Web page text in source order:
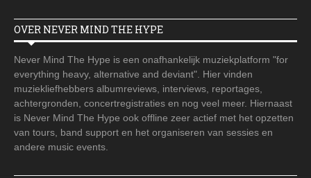
OVER NEVER MIND THE HYPE
Never Mind The Hype is een onafhankelijk muziekplatform "for
everything heavy, alternative and deviant". Hier vinden
muziekliefhebbers albumreviews, interviews, reportages,
achtergronden, concertregistraties en nog veel meer. Hiernaast
is Never Mind The Hype ook offline zeer actief met het opzetten
van tours, band support en het organiseren van sessies en
andere music events.